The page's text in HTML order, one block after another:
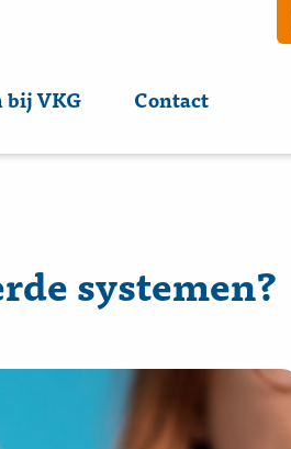
bij VKG Contact
systemen?